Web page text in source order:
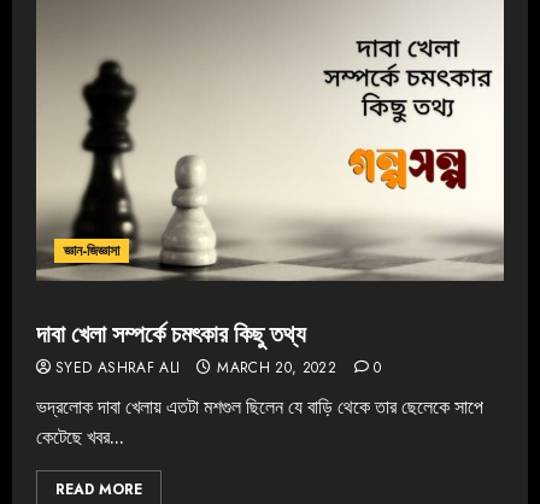
জ্ঞান-জিজ্ঞাসা
দাবা খেলা সম্পর্কে চমৎকার কিছু তথ্য
SYED ASHRAF ALI MARCH 20, 2022 0
ভদ্রলোক দাবা খেলায় এতটা মশগুল ছিলেন যে বাড়ি থেকে তার ছেলেকে সাপে
কেটেছে খবর...
READ MORE